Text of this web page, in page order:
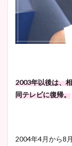
2003年以後は、
同テレビに復帰。
2004年4月から8